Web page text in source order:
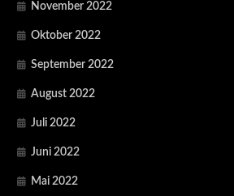
November 2022
Oktober 2022
September 2022
August 2022
Juli 2022
Juni 2022
Mai 2022